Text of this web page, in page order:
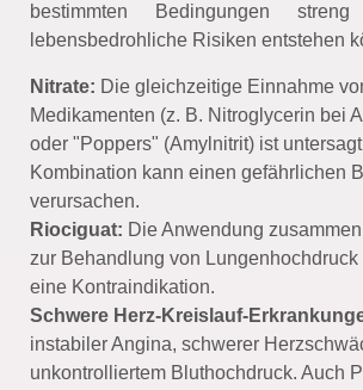
bestimmten Bedingungen
lebensbedrohliche Risiken entstehen
Nitrate: Die gleichzeitige Einnahme
Medikamenten (z. B. Nitroglycerin bei
oder "Poppers" (Amylnitrit) ist
Kombination kann einen gefährlichen
verursachen.
Riociguat: Die Anwendung
zur Behandlung von
eine Kontraindikation.
Schwere Herz-Kreislauf-
instabiler Angina, schwerer
unkontrolliertem Bluthochdruck. Auch